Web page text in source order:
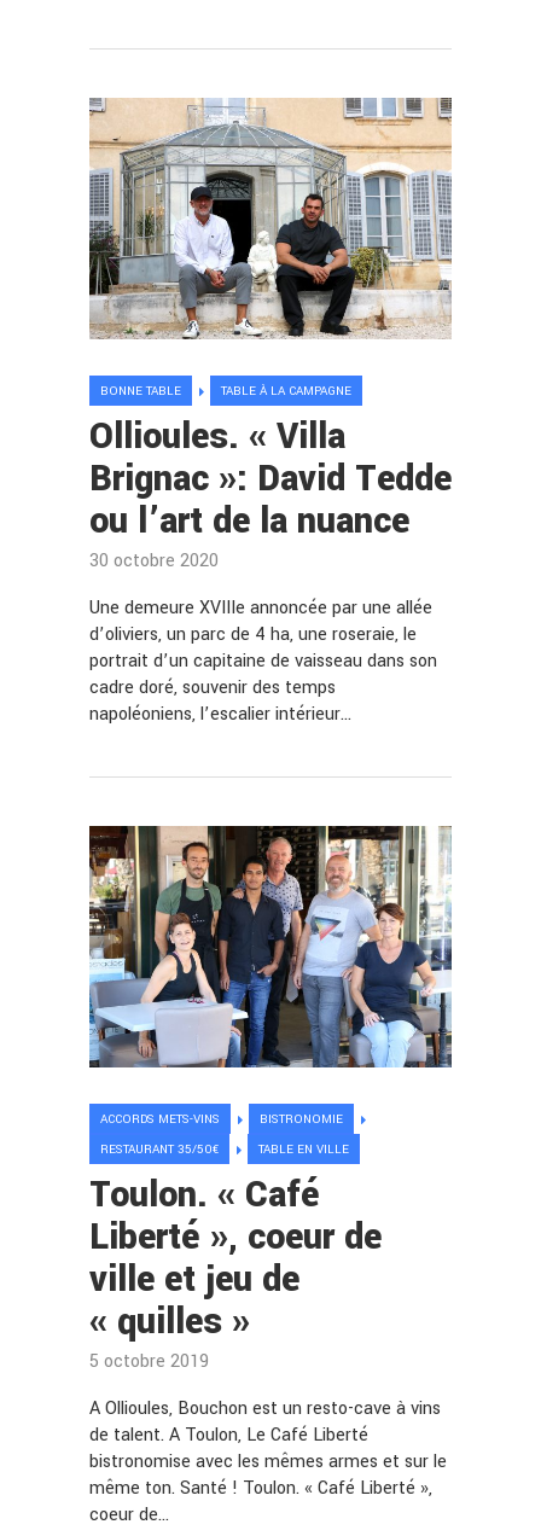
BONNE TABLE TABLE À LA CAMPAGNE
Ollioules. « Villa
Brignac »: David Tedde
ou l’art de la nuance
30 octobre 2020
Une demeure XVIIIe annoncée par une allée
d’oliviers, un parc de 4 ha, une roseraie, le
portrait d’un capitaine de vaisseau dans son
cadre doré, souvenir des temps
napoléoniens, l’escalier intérieur…
ACCORDS METS-VINS
BISTRONOMIE
RESTAURANT 35/50€
TABLE EN VILLE
Toulon. « Café
Liberté », coeur de
ville et jeu de
« quilles »
5 octobre 2019
A Ollioules, Bouchon est un resto-cave à vins
de talent. A Toulon, Le Café Liberté
bistronomise avec les mêmes armes et sur le
même ton. Santé ! Toulon. « Café Liberté »,
coeur de…